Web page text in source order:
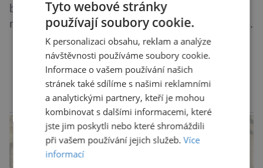
bujelo životem. Ve vodách se proháněli
nejroztodivnější živočichové – trilobiti, medúzy
či hlavonožci. V dávném kambriu žil také
prazvláštní stonožce podobný tvor, který měl
zárodky zbraní typických pro dnešní pavouky.
Pavouci, štíři či klíšťata jsou členovci patřící do
skupiny klepítkatců. Vyznačují se takzvanými
chelicerami, které u nich představují právě […]
DALŠÍ ČLÁNKY ›
reklama
Tyto webové stránky
používají soubory cookie.
K personalizaci obsahu, reklam a analýze
návštěvnosti používáme soubory cookie.
Informace o vašem používání našich
stránek také sdílíme s našimi reklamními
a analytickými partnery, kteří je mohou
kombinovat s dalšími informacemi, které
jste jim poskytli nebo které shromáždili
při vašem používání jejich služeb.Více
informací